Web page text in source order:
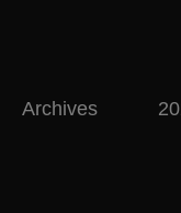
Archives